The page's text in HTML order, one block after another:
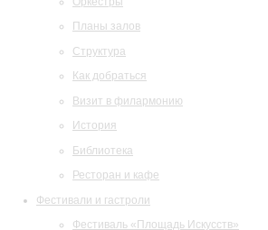
Планы залов
Структура
Как добраться
Визит в филармонию
История
Библиотека
Ресторан и кафе
Фестивали и гастроли
Фестиваль «Площадь Искусств»